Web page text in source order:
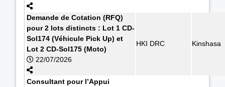
Demande de Cotation (RFQ)
pour 2 lots distincts : Lot 1 CD-
Sol174 (Véhicule Pick Up) et
Lot 2 CD-Sol175 (Moto)
22/07/2026
HKI DRC Kinshasa
Consultant pour l’Appui